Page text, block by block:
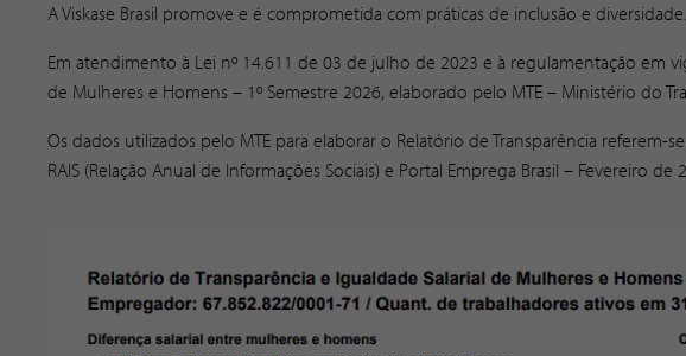
A Viskase Brasil promove e é comprometida com práticas de inclusão e diversidade.
Em atendimento à Lei nº 14.611 de 03 de julho de 2023 e à regulamentação em
de Mulheres e Homens – 1º Semestre 2026, elaborado pelo MTE – Ministério do
Os dados utilizados pelo MTE para elaborar o Relatório de Transparência
RAIS (Relação Anual de Informações Sociais) e Portal Emprega Brasil – Fevereiro de